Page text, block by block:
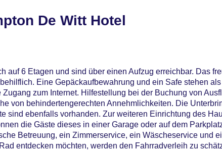
De Witt Hotel
auf 6 Etagen und sind über einen Aufzug erreichbar. Das
Eine Gepäckaufbewahrung und ein Safe stehen
zum Internet. Hilfestellung bei der Buchung von
von behindertengerechten Annehmlichkeiten. Die
sind ebenfalls vorhanden. Zur weiteren Einrichtung des
die Gäste dieses in einer Garage oder auf dem
Betreuung, ein Zimmerservice, ein Wäscheservice und
entdecken möchten, werden den Fahrradverleih zu